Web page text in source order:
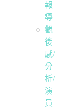
報
導
觀
後
感/
分
析/
演
員